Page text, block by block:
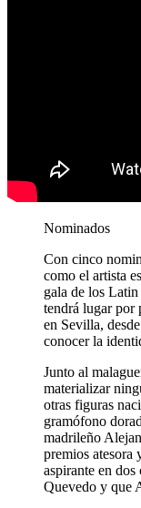
Nominados
Con cinco
como el artista
gala de los
tendrá lugar por
en Sevilla,
conocer la
Junto al
materializar
otras figuras
gramófono
madrileño
premios atesora
aspirante en
Quevedo y que